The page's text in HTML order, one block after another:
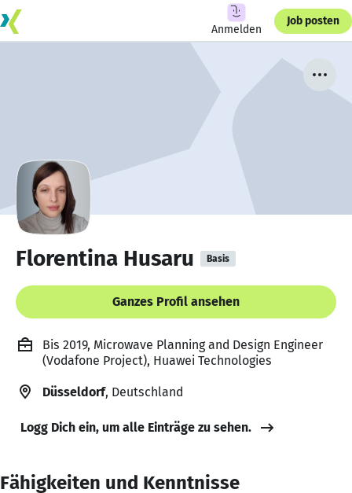
Anmelden
Job posten
Florentina Husaru Basis
Ganzes Profil ansehen
Bis 2019, Microwave Planning and Design Engineer
(Vodafone Project), Huawei Technologies
Düsseldorf, Deutschland
Logg Dich ein, um alle Einträge zu sehen.
Fähigkeiten und Kenntnisse